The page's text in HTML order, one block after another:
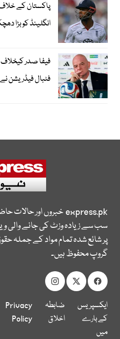
پاکستان کے
انگلینڈ کو بڑا
فیفا صدر کیخلاف
فٹبال فیڈریشن نے
express.pkخبروں اور حالات
سب سے زیادہ وزٹ کی جانے
پر شائع شدہ تمام مواد کے جملہ
گروپ محفوظ ہیں۔
ایکسپریس
کے بارے
میں
ضابطہ
اخلاق
Privacy
Policy